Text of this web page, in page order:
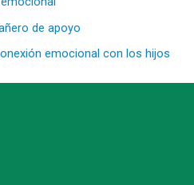
de apoyo
emocional con los hijos